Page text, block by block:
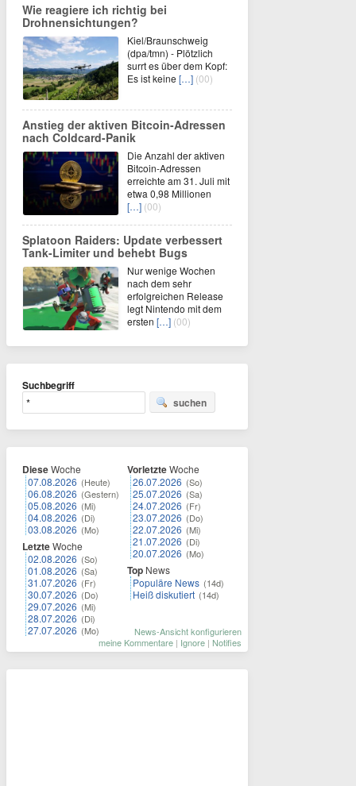
Wie reagiere ich richtig bei
Drohnensichtungen?
Kiel/Braunschweig
(dpa/tmn) - Plötzlich
surrt es über dem Kopf:
Es ist keine […] (00)
Anstieg der aktiven Bitcoin-Adressen
nach Coldcard-Panik
Die Anzahl der aktiven
Bitcoin-Adressen
erreichte am 31. Juli mit
etwa 0,98 Millionen
[…] (00)
Splatoon Raiders: Update verbessert
Tank-Limiter und behebt Bugs
Nur wenige Wochen
nach dem sehr
erfolgreichen Release
legt Nintendo mit dem
ersten […] (00)
Suchbegriff
suchen
DieseWoche
07.08.2026 (Heute)
06.08.2026 (Gestern)
05.08.2026 (Mi)
04.08.2026 (Di)
03.08.2026 (Mo)
LetzteWoche
02.08.2026 (So)
01.08.2026 (Sa)
31.07.2026 (Fr)
30.07.2026 (Do)
29.07.2026 (Mi)
28.07.2026 (Di)
27.07.2026 (Mo)
VorletzteWoche
26.07.2026 (So)
25.07.2026 (Sa)
24.07.2026 (Fr)
23.07.2026 (Do)
22.07.2026 (Mi)
21.07.2026 (Di)
20.07.2026 (Mo)
Top News
Populäre News (14d)
Heiß diskutiert (14d)
News-Ansicht konfigurieren
meine Kommentare | Ignore | Notifies